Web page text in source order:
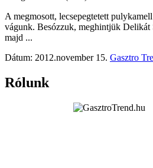
A megmosott, lecsepegtetett
vágunk. Besózzuk, meghintjük Delikát
majd ...
Dátum: 2012.november 15. Gasztro
Rólunk